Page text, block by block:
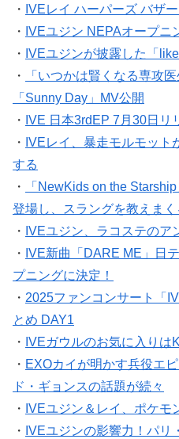
・ IVEレイ ハーパーズ バザ
・ IVEユジン NEPAオープニ
・ IVEユジンが披露した「
・
「いつかは賢くなる専攻
「Sunny Day」MV公開
・ IVE 日本3rdEP 7月30日リ
・ IVEレイ、暴走モルモッ
する
・
「NewKids on the
登場し、スラングを教えまく
・ IVEユジン、ラコステのア
・ IVE新曲「DARE ME」日
プニングに決定！
・ 2025ファンコンサート「
とめ DAY1
・ IVEガウルのお気に入り
・ EXOカイが明かす兵役エ
ド・ギョンスの話題が続々
・ IVEユジン＆レイ、ポケモ
・ IVEユジンの影響力！パリ